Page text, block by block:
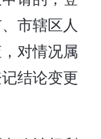
市辖区人
对情况属
结论变更